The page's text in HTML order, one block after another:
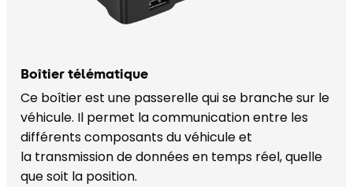
Boîtier télématique
Ce boîtier est une passerelle qui se branche sur le
véhicule. Il permet la communication entre les
différents composants du véhicule et
la transmission de données en temps réel, quelle
que soit la position.